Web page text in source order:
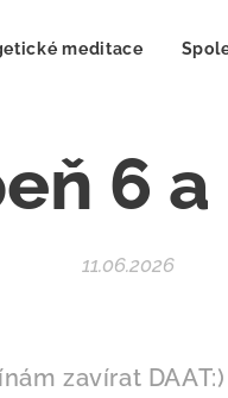
meditace
6 a
11.06.2026
zavírat